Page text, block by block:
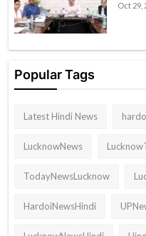
Oct 29,
Popular Tags
Latest Hindi News
LucknowNews
TodayNewsLucknow
HardoiNewsHindi